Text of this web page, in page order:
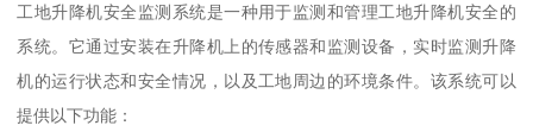
工地升降机安全监测系统是一种用于监测和管理工地升降机安全的
系统。它通过安装在升降机上的传感器和监测设备，实时监测升降
机的运行状态和安全情况，以及工地周边的环境条件。该系统可以
提供以下功能：